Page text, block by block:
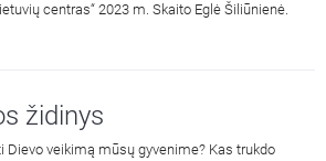
centras“ 2023 m. Skaito Eglė Šiliūnienė.
židinys
Dievo veikimą mūsų gyvenime? Kas trukdo